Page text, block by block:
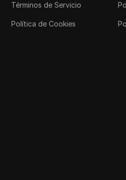
Términos de Servicio
Política de Cookies